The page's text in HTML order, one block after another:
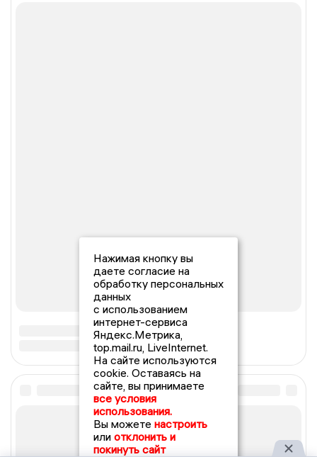
Нажимая кнопку вы
даете согласие на
обработку персональных
данных
с использованием
интернет-сервиса
Яндекс.Метрика,
top.mail.ru, LiveInternet.
На сайте используются
cookie. Оставаясь на
сайте, вы принимаете
все условия
использования.
Вы можете настроить
или отклонить и
покинуть сайт